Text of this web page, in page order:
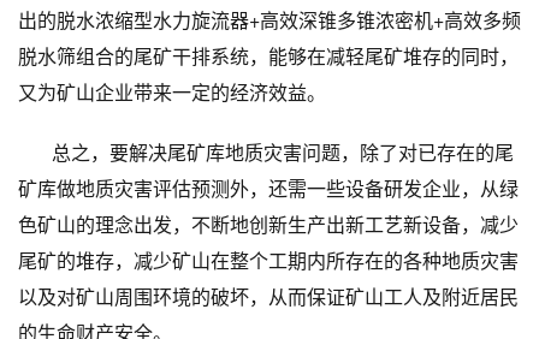
出的脱水浓缩型水力旋流器+高效深锥多锥浓密机+高效多频
脱水筛组合的尾矿干排系统，能够在减轻尾矿堆存的同时，
又为矿山企业带来一定的经济效益。
总之，要解决尾矿库地质灾害问题，除了对已存在的尾
矿库做地质灾害评估预测外，还需一些设备研发企业，从绿
色矿山的理念出发，不断地创新生产出新工艺新设备，减少
尾矿的堆存，减少矿山在整个工期内所存在的各种地质灾害
以及对矿山周围环境的破坏，从而保证矿山工人及附近居民
的生命财产安全。